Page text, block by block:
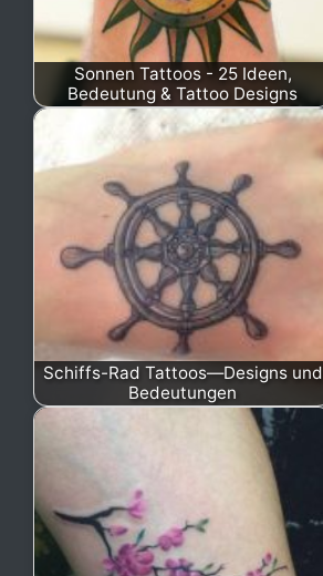
Sonnen Tattoos - 25 Ideen,
Bedeutung & Tattoo Designs
Schiffs-Rad Tattoos—Designs und
Bedeutungen